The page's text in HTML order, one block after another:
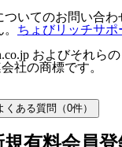
いてのお問い合わ
ちょびリッチサポ
およびそれらの
社の商標です。
くある質問（0件）